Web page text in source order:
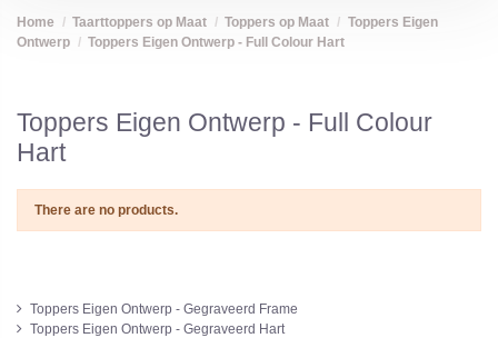
Home Taarttoppers op Maat Toppers op Maat
Toppers Eigen
Ontwerp
Toppers Eigen Ontwerp - Full Colour Hart
Toppers Eigen Ontwerp - Full Colour
Hart
There are no products.
Toppers Eigen Ontwerp - Gegraveerd Frame
Toppers Eigen Ontwerp - Gegraveerd Hart